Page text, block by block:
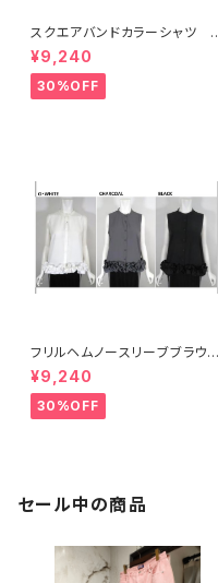
スクエアバンドカラーシャツ 1
7790
¥9,240
30%OFF
フリルヘムノースリーブブラウ
ス 17886
¥9,240
30%OFF
セール中の商品